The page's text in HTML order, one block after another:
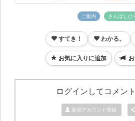
ご案内 さんばしひ
すてき！ わかる。
お気に入りに追加
ログインしてコメン
新規アカウント登録